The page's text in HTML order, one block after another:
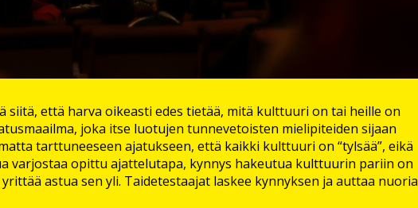
siitä, että harva oikeasti edes tietää, mitä kulttuuri on tai heille on
joka itse luotujen tunnevetoisten mielipiteiden sijaan
tarttuneeseen ajatukseen, että kaikki kulttuuri on “tylsää”, eikä
varjostaa opittu ajattelutapa, kynnys hakeutua kulttuurin pariin on
astua sen yli. Taidetestaajat laskee kynnyksen ja auttaa nuoria